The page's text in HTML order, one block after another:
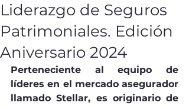
Liderazgo de Seguros
Patrimoniales. Edición
Aniversario 2024
Perteneciente al equipo de
líderes en el mercado asegurador
llamado Stellar, es originario de